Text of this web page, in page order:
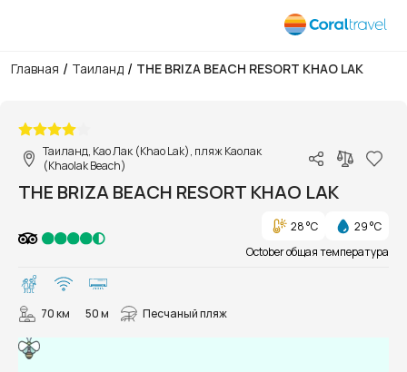
Главная / Таиланд / THE BRIZA BEACH RESORT KHAO LAK
Таиланд, Као Лак (Khao Lak), пляж Каолак
(Khaolak Beach)
THE BRIZA BEACH RESORT KHAO LAK
28 °C
29 °C
October общая температура
70 км 50 м Песчаный пляж